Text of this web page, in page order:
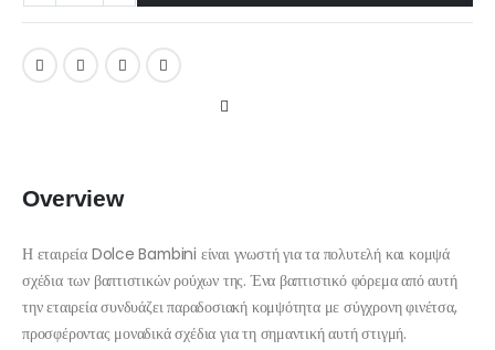
Overview
Η εταιρεία Dolce Bambini είναι γνωστή για τα πολυτελή και κομψά
σχέδια των βαπτιστικών ρούχων της. Ένα βαπτιστικό φόρεμα από αυτή
την εταιρεία συνδυάζει παραδοσιακή κομψότητα με σύγχρονη φινέτσα,
προσφέροντας μοναδικά σχέδια για τη σημαντική αυτή στιγμή.